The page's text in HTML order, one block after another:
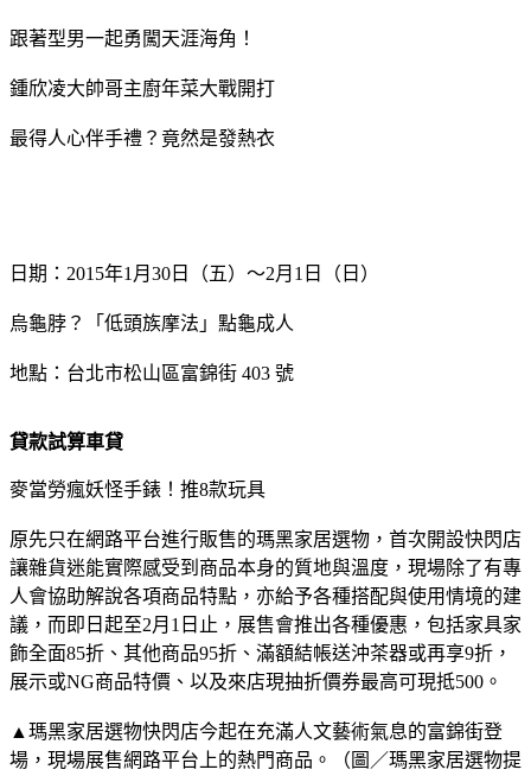
跟著型男一起勇闖天涯海角！
鍾欣凌大帥哥主廚年菜大戰開打
最得人心伴手禮？竟然是發熱衣
日期：2015年1月30日（五）～2月1日（日）
烏龜脖？「低頭族摩法」點龜成人
地點：台北市松山區富錦街 403 號
貸款試算車貸
麥當勞瘋妖怪手錶！推8款玩具
原先只在網路平台進行販售的瑪黑家居選物，首次開設快閃店
讓雜貨迷能實際感受到商品本身的質地與溫度，現場除了有專
人會協助解說各項商品特點，亦給予各種搭配與使用情境的建
議，而即日起至2月1日止，展售會推出各種優惠，包括家具家
飾全面85折、其他商品95折、滿額結帳送沖茶器或再享9折，
展示或NG商品特價、以及來店現抽折價券最高可現抵500。
▲瑪黑家居選物快閃店今起在充滿人文藝術氣息的富錦街登
場，現場展售網路平台上的熱門商品。（圖／瑪黑家居選物提